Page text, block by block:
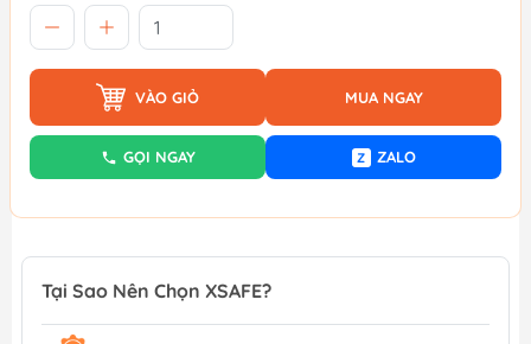
VÀO GIỎ MUA NGAY
GỌI NGAY Z ZALO
Tại Sao Nên Chọn XSAFE?